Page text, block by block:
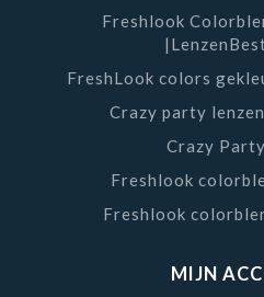
Freshlook
FreshLook colors
Crazy party
Crazy
Freshlook
Freshlook
MIJN